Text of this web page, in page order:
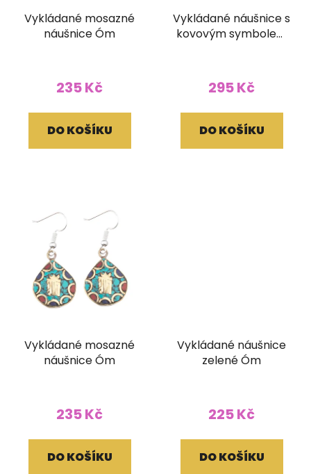
Vykládané mosazné
náušnice Óm
235 Kč
DO KOŠÍKU
Vykládané náušnice s
kovovým symbolem
295 Kč
DO KOŠÍKU
Vykládané mosazné
náušnice Óm
235 Kč
DO KOŠÍKU
Vykládané náušnice
zelené Óm
225 Kč
DO KOŠÍKU